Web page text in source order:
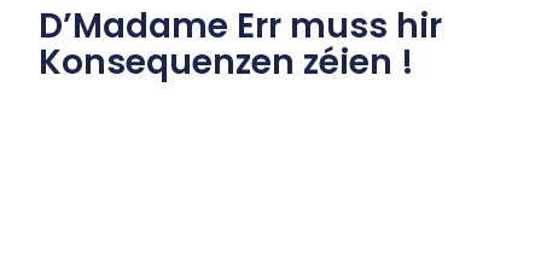
D’Madame Err muss hir
Konsequenzen zéien !